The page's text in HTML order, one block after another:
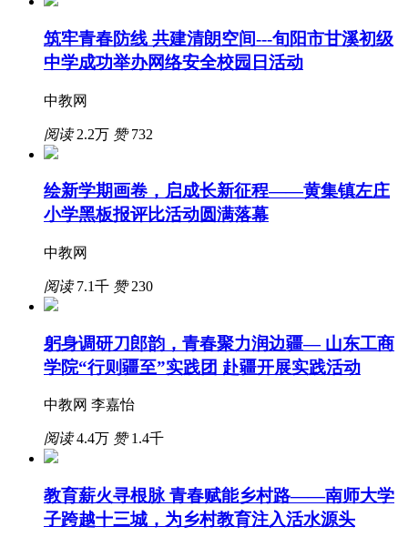
筑牢青春防线 共建清朗空间---旬阳市甘溪初级
中学成功举办网络安全校园日活动
中教网
阅读2.2万 赞732
绘新学期画卷，启成长新征程——黄集镇左庄
小学黑板报评比活动圆满落幕
中教网
阅读7.1千 赞230
躬身调研刀郎韵，青春聚力润边疆— 山东工商
学院“行则疆至”实践团 赴疆开展实践活动
中教网 李嘉怡
阅读4.4万 赞1.4千
教育薪火寻根脉 青春赋能乡村路——南师大学
子跨越十三城，为乡村教育注入活水源头